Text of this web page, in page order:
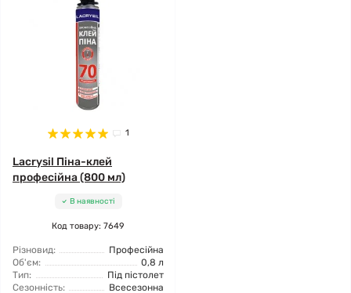
1
Lacrysil Піна-клей
професійна (800 мл)
В наявності
Код товару: 7649
Різновид:
Професійна
Об'єм:
0,8 л
Тип:
Під пістолет
Сезонність:
Всесезонна